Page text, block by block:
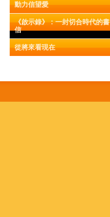
動力信望愛
《啟示錄》：一封切合時代的書
信
從將來看現在